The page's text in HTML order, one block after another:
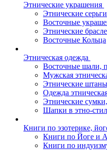
Этнические украшения
Этнические серьги
Восточные
Этнические
Восточные Кольца
Этническая одежда
Восточные шали,
Мужская
Этнические
Одежда
Этнические
Шапки в этно-
Книги по эзотерике,
Книги по Йоге и
Книги по